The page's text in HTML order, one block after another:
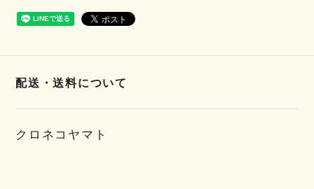
配送・送料について
クロネコヤマト